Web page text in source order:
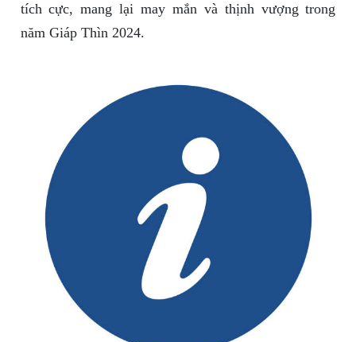
tích cực, mang lại may mắn và thịnh vượng trong
năm Giáp Thìn 2024.